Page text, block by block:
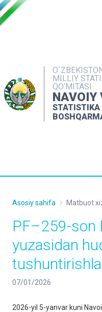
MILLIY
QO‘MITASI
NAVOIY
STATISTIKA
OCHIQ
Asosiy sahifa Matbuot
PF–259-son
yuzasidan
07/01/2026
2026-yil 5-yanvar kuni